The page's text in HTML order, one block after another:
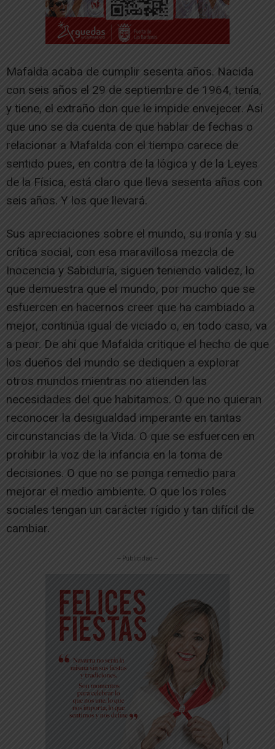
Mafalda acaba de cumplir sesenta años. Nacida
con seis años el 29 de septiembre de 1964, tenía,
y tiene, el extraño don que le impide envejecer. Así
que uno se da cuenta de que hablar de fechas o
relacionar a Mafalda con el tiempo carece de
sentido pues, en contra de la lógica y de la Leyes
de la Física, está claro que lleva sesenta años con
seis años. Y los que llevará.
Sus apreciaciones sobre el mundo, su ironía y su
crítica social, con esa maravillosa mezcla de
Inocencia y Sabiduría, siguen teniendo validez, lo
que demuestra que el mundo, por mucho que se
esfuercen en hacernos creer que ha cambiado a
mejor, continúa igual de viciado o, en todo caso, va
a peor. De ahí que Mafalda critique el hecho de que
los dueños del mundo se dediquen a explorar
otros mundos mientras no atienden las
necesidades del que habitamos. O que no quieran
reconocer la desigualdad imperante en tantas
circunstancias de la Vida. O que se esfuercen en
prohibir la voz de la infancia en la toma de
decisiones. O que no se ponga remedio para
mejorar el medio ambiente. O que los roles
sociales tengan un carácter rígido y tan difícil de
cambiar.
-- Publicidad --